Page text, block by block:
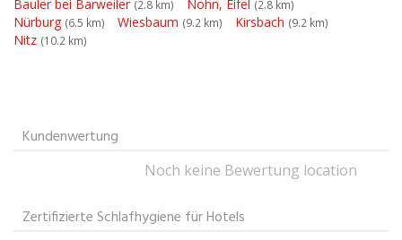
Bauler bei Barweiler (2.8 km) Nohn, Eifel (2.8 km)
Nürburg (6.5 km) Wiesbaum (9.2 km) Kirsbach (9.2 km)
Nitz (10.2 km)
Kundenwertung
Noch keine Bewertung location
Zertifizierte Schlafhygiene für Hotels